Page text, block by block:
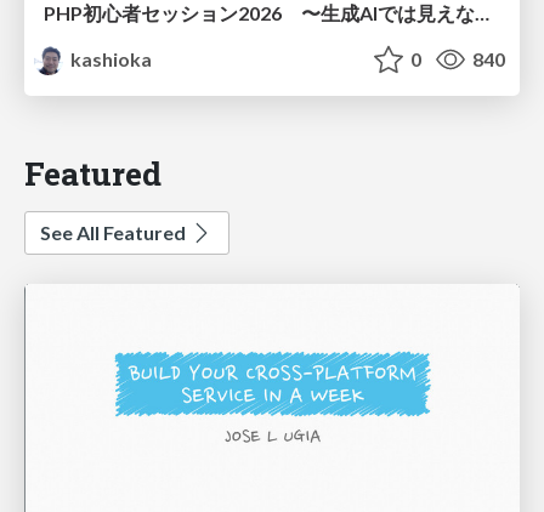
PHP初心者セッション2026 〜生成AIでは見えない裏側を知る：今だからLAMPを通して仕組みを学ぶ〜
kashioka
0 840
Featured
See All Featured